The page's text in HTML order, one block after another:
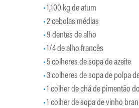
1,100 kg de atum
2 cebolas médias
9 dentes de alho
1/4 de alho francês
5 colheres de sopa de azeite
3 colheres de sopa de polpa
1 colher de chá de pimentão
1 colher de sopa de vinho